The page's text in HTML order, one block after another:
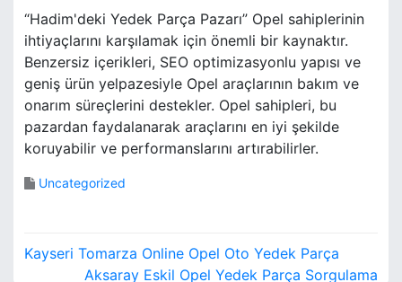
“Hadim'deki Yedek Parça Pazarı” Opel sahiplerinin
ihtiyaçlarını karşılamak için önemli bir kaynaktır.
Benzersiz içerikleri, SEO optimizasyonlu yapısı ve
geniş ürün yelpazesiyle Opel araçlarının bakım ve
onarım süreçlerini destekler. Opel sahipleri, bu
pazardan faydalanarak araçlarını en iyi şekilde
koruyabilir ve performanslarını artırabilirler.
Uncategorized
Y
Kayseri Tomarza Online Opel Oto Yedek Parça
Aksaray Eskil Opel Yedek Parça Sorgulama